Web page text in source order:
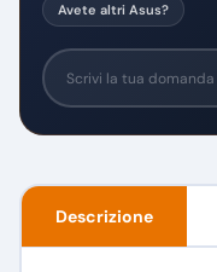
Avete altri Asus?
Descrizione